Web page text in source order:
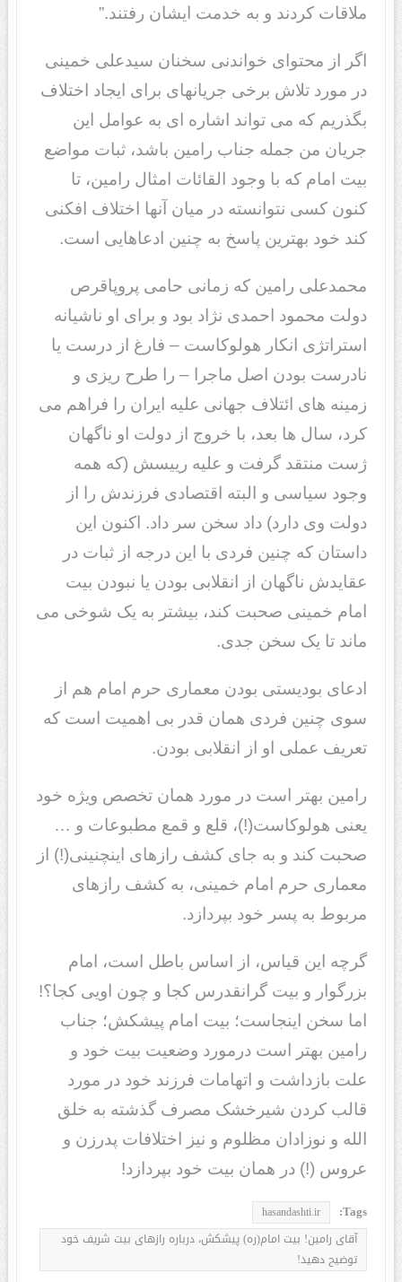
ملاقات کردند و به خدمت ایشان رفتند.”
اگر از محتوای خواندنی سخنان سیدعلی خمینی
در مورد تلاش برخی جریانهای برای ایجاد اختلاف
بگذریم که می تواند اشاره ای به عوامل این
جریان من جمله جناب رامین باشد، ثبات مواضع
بیت امام که با وجود القائات امثال رامین، تا
کنون کسی نتوانسته در میان آنها اختلاف افکنی
کند خود بهترین پاسخ به چنین ادعاهایی است.
محمدعلی رامین که زمانی حامی پروپاقرص
دولت محمود احمدی نژاد بود و برای او ناشیانه
استراتژی انکار هولوکاست – فارغ از درست یا
نادرست بودن اصل ماجرا – را طرح ریزی و
زمینه های ائتلاف جهانی علیه ایران را فراهم می
کرد، سال ها بعد، با خروج از دولت او ناگهان
ژست منتقد گرفت و علیه رییسش (که همه
وجود سیاسی و البته اقتصادی فرزندش را از
دولت وی دارد) داد سخن سر داد. اکنون این
داستان که چنین فردی با این درجه از ثبات در
عقایدش ناگهان از انقلابی بودن یا نبودن بیت
امام خمینی صحبت کند، بیشتر به یک شوخی می
ماند تا یک سخن جدی.
ادعای بودیستی بودن معماری حرم امام هم از
سوی چنین فردی همان قدر بی اهمیت است که
تعریف عملی او از انقلابی بودن.
رامین بهتر است در مورد همان تخصص ویژه خود
یعنی هولوکاست(!)، قلع و قمع مطبوعات و …
صحبت کند و به جای کشف رازهای اینچنینی(!) از
معماری حرم امام خمینی، به کشف رازهای
مربوط به پسر خود بپردازد.
گرچه این قیاس، از اساس باطل است، امام
بزرگوار و بیت گرانقدرس کجا و چون اویی کجا؟!
اما سخن اینجاست؛ بیت امام پیشکش؛ جناب
رامین بهتر است درمورد وضعیت بیت خود و
علت بازداشت و اتهامات فرزند خود در مورد
قالب کردن شیرخشک مصرف گذشته به خلق
الله و نوزادان مظلوم و نیز اختلافات پدرزن و
عروس (!) در همان بیت خود بپردازد!
Tags:
hasandashti.ir
آقای رامین! بیت امام(ره) پیشکش، درباره رازهای بیت شریف خود
توضیح دهيد!